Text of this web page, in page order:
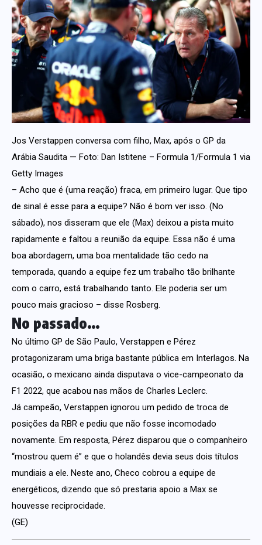
Jos Verstappen conversa com filho, Max, após o GP da
Arábia Saudita — Foto: Dan Istitene – Formula 1/Formula 1 via
Getty Images
– Acho que é (uma reação) fraca, em primeiro lugar. Que tipo
de sinal é esse para a equipe? Não é bom ver isso. (No
sábado), nos disseram que ele (Max) deixou a pista muito
rapidamente e faltou a reunião da equipe. Essa não é uma
boa abordagem, uma boa mentalidade tão cedo na
temporada, quando a equipe fez um trabalho tão brilhante
com o carro, está trabalhando tanto. Ele poderia ser um
pouco mais gracioso – disse Rosberg.
No passado…
No último GP de São Paulo, Verstappen e Pérez
protagonizaram uma briga bastante pública em Interlagos. Na
ocasião, o mexicano ainda disputava o vice-campeonato da
F1 2022, que acabou nas mãos de Charles Leclerc.
Já campeão, Verstappen ignorou um pedido de troca de
posições da RBR e pediu que não fosse incomodado
novamente. Em resposta, Pérez disparou que o companheiro
“mostrou quem é” e que o holandês devia seus dois títulos
mundiais a ele. Neste ano, Checo cobrou a equipe de
energéticos, dizendo que só prestaria apoio a Max se
houvesse reciprocidade.
(GE)